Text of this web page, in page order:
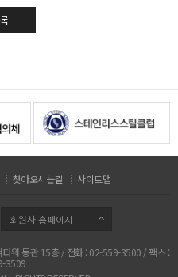
찾아오시는길 사이트맵
회원사 홈페이지
워 동관 15층 / 전화 : 02-559-3500 / 팩스 :
3509